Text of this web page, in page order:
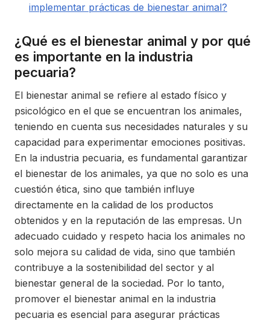
implementar prácticas de bienestar animal?
¿Qué es el bienestar animal y por qué
es importante en la industria
pecuaria?
El bienestar animal se refiere al estado físico y
psicológico en el que se encuentran los animales,
teniendo en cuenta sus necesidades naturales y su
capacidad para experimentar emociones positivas.
En la industria pecuaria, es fundamental garantizar
el bienestar de los animales, ya que no solo es una
cuestión ética, sino que también influye
directamente en la calidad de los productos
obtenidos y en la reputación de las empresas. Un
adecuado cuidado y respeto hacia los animales no
solo mejora su calidad de vida, sino que también
contribuye a la sostenibilidad del sector y al
bienestar general de la sociedad. Por lo tanto,
promover el bienestar animal en la industria
pecuaria es esencial para asegurar prácticas